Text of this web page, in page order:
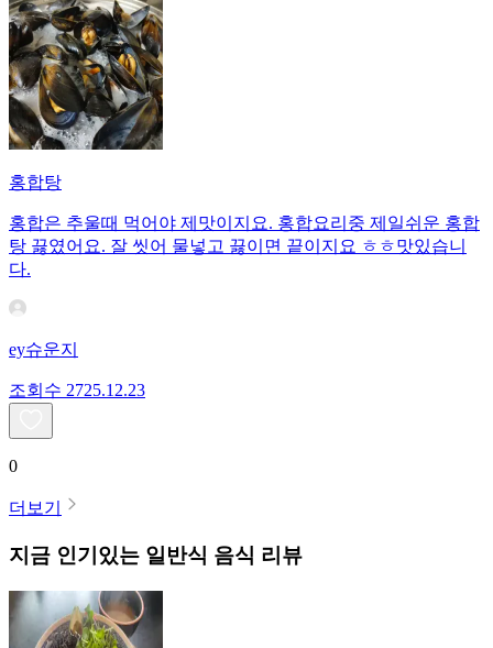
홍합탕
홍합은 추울때 먹어야 제맛이지요. 홍합요리중 제일쉬운 홍합
탕 끓였어요. 잘 씻어 물넣고 끓이면 끝이지요 ㅎㅎ맛있습니
다.
ey슈운지
조회수 2725.12.23
0
더보기
지금 인기있는 일반식 음식 리뷰